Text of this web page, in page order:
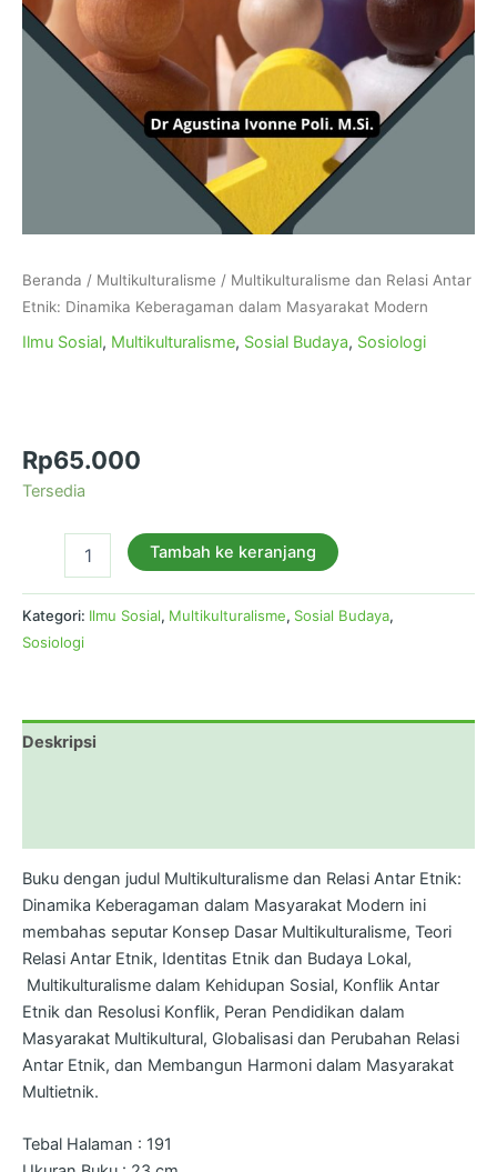
Beranda / Multikulturalisme / Multikulturalisme dan Relasi Antar
Etnik: Dinamika Keberagaman dalam Masyarakat Modern
Ilmu Sosial, Multikulturalisme, Sosial Budaya, Sosiologi
Rp65.000
Tersedia
Tambah ke keranjang
Kategori: Ilmu Sosial, Multikulturalisme, Sosial Budaya,
Sosiologi
Deskripsi
Buku dengan judul Multikulturalisme dan Relasi Antar Etnik:
Dinamika Keberagaman dalam Masyarakat Modern ini
membahas seputar Konsep Dasar Multikulturalisme, Teori
Relasi Antar Etnik, ⁠Identitas Etnik dan Budaya Lokal,
⁠Multikulturalisme dalam Kehidupan Sosial, ⁠Konflik Antar
Etnik dan Resolusi Konflik, Peran Pendidikan dalam
Masyarakat Multikultural, ⁠Globalisasi dan Perubahan Relasi
Antar Etnik, dan ⁠Membangun Harmoni dalam Masyarakat
Multietnik.
Tebal Halaman : 191